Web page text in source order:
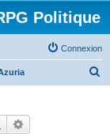
Politique
Connexion
Rechercher